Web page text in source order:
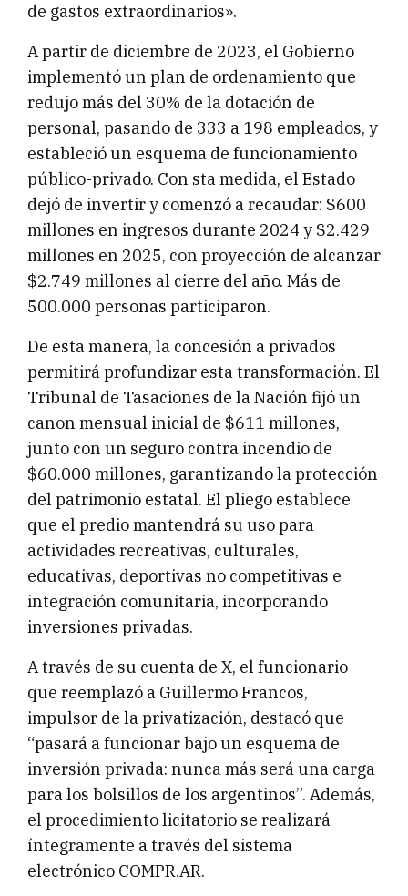
de gastos extraordinarios».
A partir de diciembre de 2023, el Gobierno
implementó un plan de ordenamiento que
redujo más del 30% de la dotación de
personal, pasando de 333 a 198 empleados, y
estableció un esquema de funcionamiento
público-privado. Con sta medida, el Estado
dejó de invertir y comenzó a recaudar: $600
millones en ingresos durante 2024 y $2.429
millones en 2025, con proyección de alcanzar
$2.749 millones al cierre del año. Más de
500.000 personas participaron.
De esta manera, la concesión a privados
permitirá profundizar esta transformación. El
Tribunal de Tasaciones de la Nación fijó un
canon mensual inicial de $611 millones,
junto con un seguro contra incendio de
$60.000 millones, garantizando la protección
del patrimonio estatal. El pliego establece
que el predio mantendrá su uso para
actividades recreativas, culturales,
educativas, deportivas no competitivas e
integración comunitaria, incorporando
inversiones privadas.
A través de su cuenta de X, el funcionario
que reemplazó a Guillermo Francos,
impulsor de la privatización, destacó que
“pasará a funcionar bajo un esquema de
inversión privada: nunca más será una carga
para los bolsillos de los argentinos”. Además,
el procedimiento licitatorio se realizará
íntegramente a través del sistema
electrónico COMPR.AR.